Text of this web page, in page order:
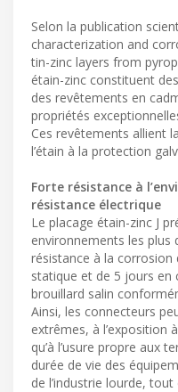
Selon la publication
characterization and
tin-zinc layers from
étain-zinc constituent
des revêtements en
propriétés
Ces revêtements allient
l’étain à la protection
Forte résistance à
résistance électrique
Le placage étain-zinc J
environnements les plus
résistance à la corrosion
statique et de 5 jours en
brouillard salin
Ainsi, les connecteurs
extrêmes, à l’exposition
qu’à l’usure propre aux
durée de vie des
de l’industrie lourde,